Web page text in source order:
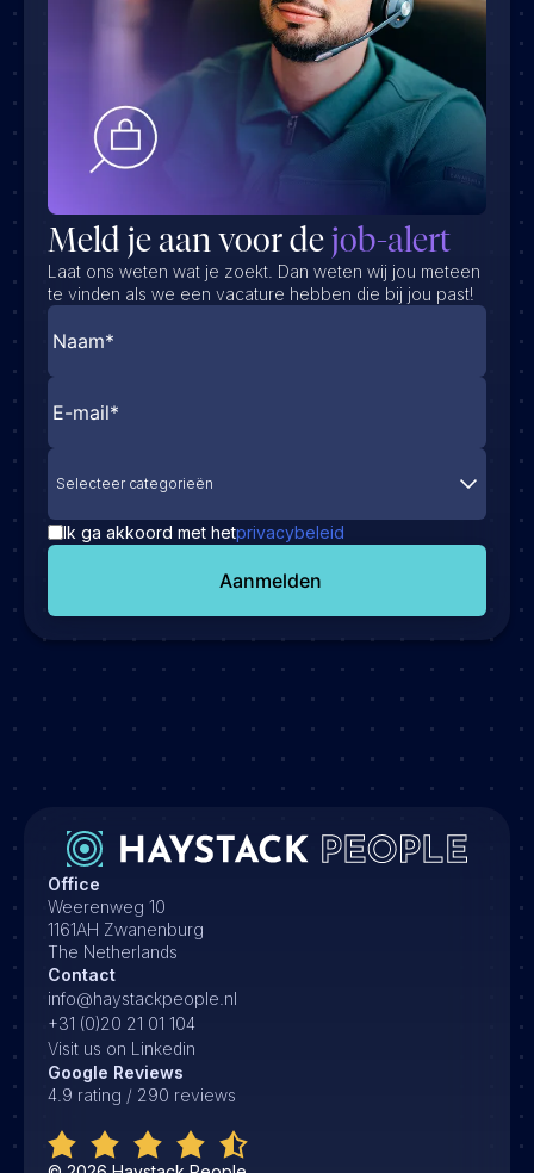
Meld je aan voor dejob-alert
Laat ons weten wat je zoekt. Dan weten wij jou meteen
te vinden als we een vacature hebben die bij jou past!
Selecteer categorieën
Ik ga akkoord met hetprivacybeleid
Aanmelden
Office
Weerenweg 10
1161AH Zwanenburg
The Netherlands
Contact
info@haystackpeople.nl
+31 (0)20 21 01 104
Visit us on Linkedin
Google Reviews
4.9 rating / 290 reviews